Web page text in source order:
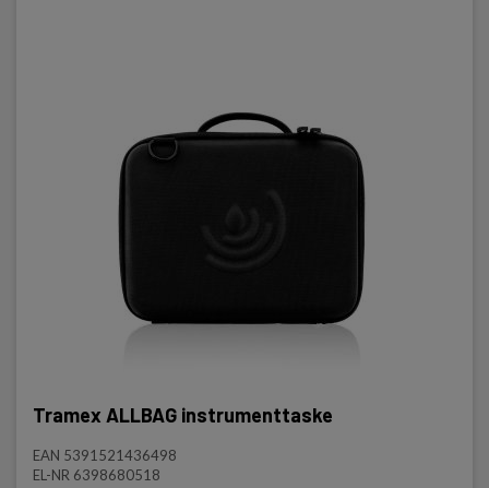
Tramex ALLBAG instrumenttaske
EAN 5391521436498
EL-NR 6398680518